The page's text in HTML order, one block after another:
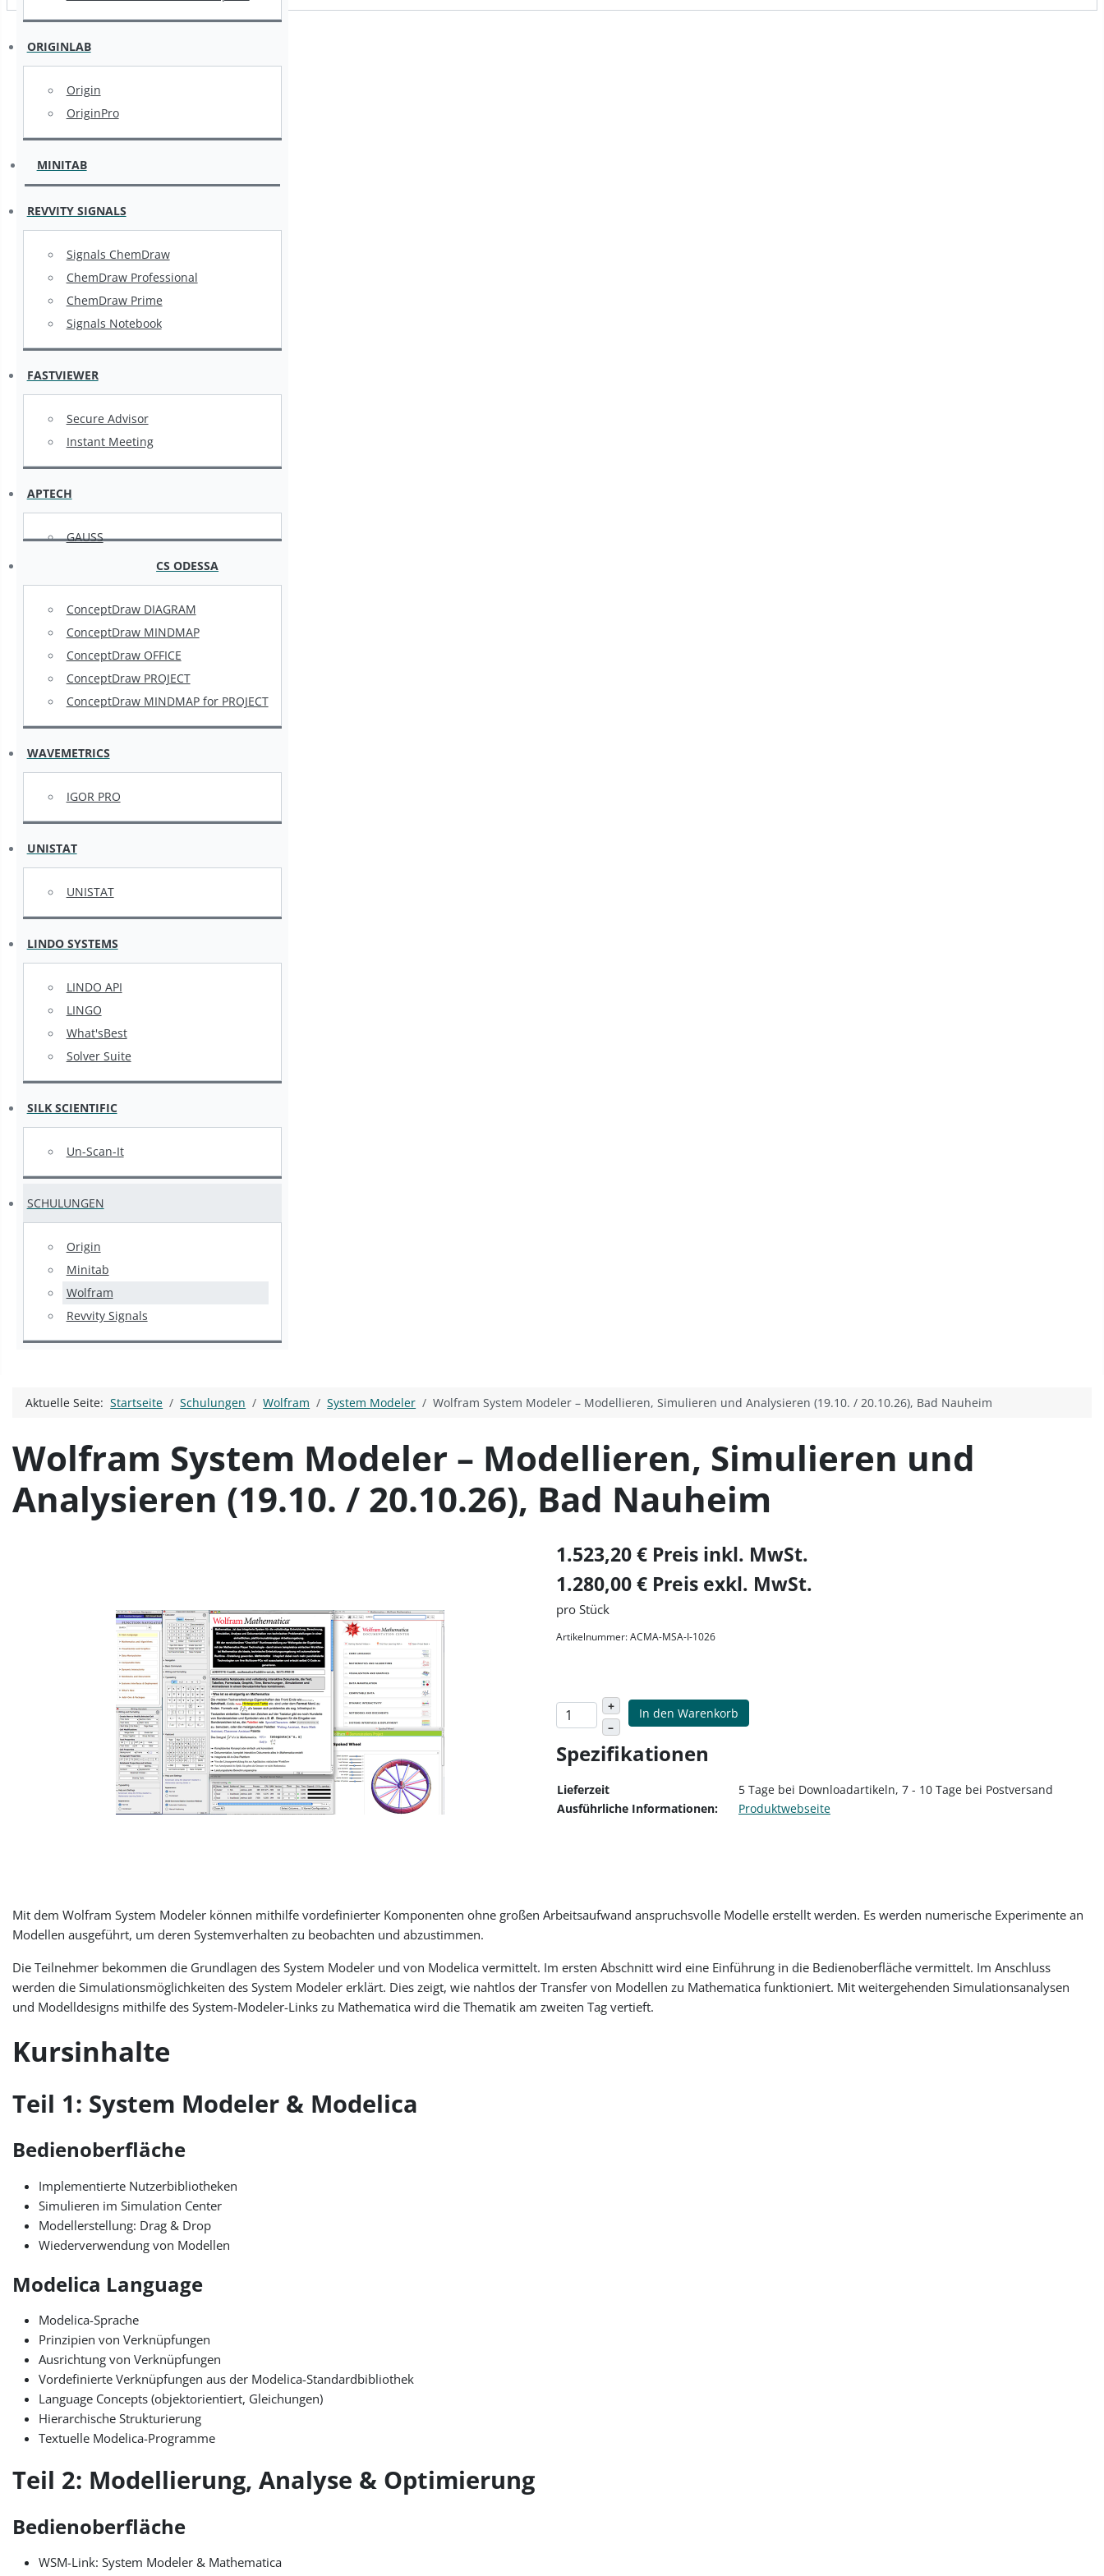
ORIGINLAB
Origin
OriginPro
MINITAB
REVVITY SIGNALS
Signals ChemDraw
ChemDraw Professional
ChemDraw Prime
Signals Notebook
FASTVIEWER
Secure Advisor
Instant Meeting
APTECH
GAUSS
CS ODESSA
ConceptDraw DIAGRAM
ConceptDraw MINDMAP
ConceptDraw OFFICE
ConceptDraw PROJECT
ConceptDraw MINDMAP for PROJECT
WAVEMETRICS
IGOR PRO
UNISTAT
UNISTAT
LINDO SYSTEMS
LINDO API
LINGO
What'sBest
Solver Suite
SILK SCIENTIFIC
Un-Scan-It
SCHULUNGEN
Origin
Minitab
Wolfram
Revvity Signals
Aktuelle Seite:Startseite Schulungen Wolfram System Modeler Wolfram System Modeler – Modellieren, Simulieren und Analysieren (19.10. / 20.10.26), Bad Nauheim
Wolfram System Modeler – Modellieren, Simulieren und
Analysieren (19.10. / 20.10.26), Bad Nauheim
1.523,20 € Preis inkl. MwSt.
1.280,00 € Preis exkl. MwSt.
pro Stück
Artikelnummer: ACMA-MSA-I-1026
+
–
In den Warenkorb
Spezifikationen
Lieferzeit
5 Tage bei Downloadartikeln, 7 - 10 Tage bei Postversand
Ausführliche Informationen:
Produktwebseite
Mit dem Wolfram System Modeler können mithilfe vordefinierter Komponenten ohne großen Arbeitsaufwand anspruchsvolle Modelle erstellt werden. Es werden numerische Experimente an
Modellen ausgeführt, um deren Systemverhalten zu beobachten und abzustimmen.
Die Teilnehmer bekommen die Grundlagen des System Modeler und von Modelica vermittelt. Im ersten Abschnitt wird eine Einführung in die Bedienoberfläche vermittelt. Im Anschluss
werden die Simulationsmöglichkeiten des System Modeler erklärt. Dies zeigt, wie nahtlos der Transfer von Modellen zu Mathematica funktioniert. Mit weitergehenden Simulationsanalysen
und Modelldesigns mithilfe des System-Modeler-Links zu Mathematica wird die Thematik am zweiten Tag vertieft.
Kursinhalte
Teil 1: System Modeler & Modelica
Bedienoberfläche
Implementierte Nutzerbibliotheken
Simulieren im Simulation Center
Modellerstellung: Drag & Drop
Wiederverwendung von Modellen
Modelica Language
Modelica-Sprache
Prinzipien von Verknüpfungen
Ausrichtung von Verknüpfungen
Vordefinierte Verknüpfungen aus der Modelica-Standardbibliothek
Language Concepts (objektorientiert, Gleichungen)
Hierarchische Strukturierung
Textuelle Modelica-Programme
Teil 2: Modellierung, Analyse & Optimierung
Bedienoberfläche
WSM-Link: System Modeler & Mathematica